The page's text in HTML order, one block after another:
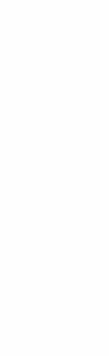
TECH
Nourishing
Mask 250